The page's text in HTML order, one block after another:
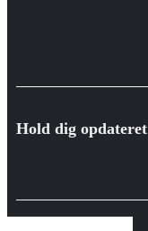
Hold dig opdateret